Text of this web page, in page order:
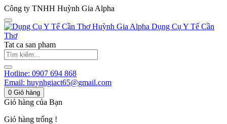
Công ty TNHH Huỳnh Gia Alpha
Huỳnh Gia Alpha Dụng Cụ Y Tế Cần
Thơ
Tat ca san pham
Hotline: 0907 694 868
Email: huynhgiact65@gmail.com
0 Giỏ hàng
Giỏ hàng của Bạn
Giỏ hàng trống !